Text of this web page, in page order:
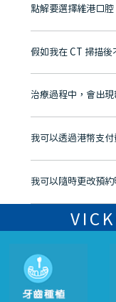
點解要選擇維港口腔
維港口腔踐行「醫道
牌」、「2025香港企
至今已服務超過三十
市市民極高的口碑評價
有咨詢及服務保障中
假如我在 CT 掃描後
不會！只要未開始實
治療過程中，會出
不會，治療前我們會
我可以透過港幣支付
可以。維港口腔會按
我可以隨時更改預約
可以，請盡早通過
的時間及資料，並且